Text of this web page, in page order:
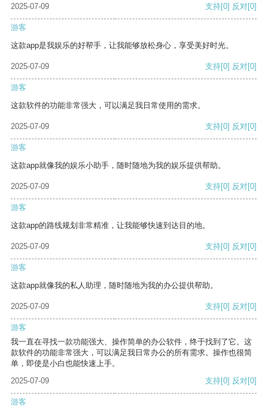
2025-07-09
支持[0] 反对[0]
游客
这款app是我娱乐的好帮手，让我能够放松身心，享受美好时光。
2025-07-09 支持[0] 反对[0]
游客
这款软件的功能非常强大，可以满足我日常使用的需求。
2025-07-09 支持[0] 反对[0]
游客
这款app就像我的娱乐小助手，随时随地为我的娱乐提供帮助。
2025-07-09 支持[0] 反对[0]
游客
这款app的路线规划非常精准，让我能够快速到达目的地。
2025-07-09 支持[0] 反对[0]
游客
这款app就像我的私人助理，随时随地为我的办公提供帮助。
2025-07-09 支持[0] 反对[0]
游客
我一直在寻找一款功能强大、操作简单的办公软件，终于找到了它。这
款软件的功能非常强大，可以满足我日常办公的所有需求。操作也很简
单，即使是小白也能快速上手。
2025-07-09
支持[0] 反对[0]
游客